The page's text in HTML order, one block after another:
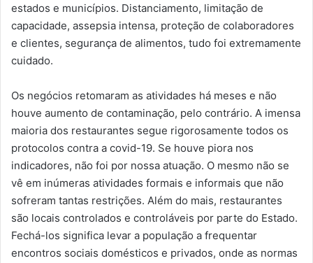
estados e municípios. Distanciamento, limitação de
capacidade, assepsia intensa, proteção de colaboradores
e clientes, segurança de alimentos, tudo foi extremamente
cuidado.
Os negócios retomaram as atividades há meses e não
houve aumento de contaminação, pelo contrário. A imensa
maioria dos restaurantes segue rigorosamente todos os
protocolos contra a covid-19. Se houve piora nos
indicadores, não foi por nossa atuação. O mesmo não se
vê em inúmeras atividades formais e informais que não
sofreram tantas restrições. Além do mais, restaurantes
são locais controlados e controláveis por parte do Estado.
Fechá-los significa levar a população a frequentar
encontros sociais domésticos e privados, onde as normas